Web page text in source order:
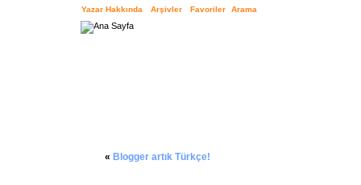
Yazar Hakkında Arşivler Favoriler Arama
« Blogger artık Türkçe!